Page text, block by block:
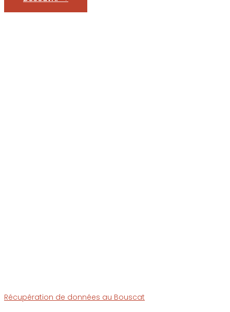
Récupération de données au Bouscat